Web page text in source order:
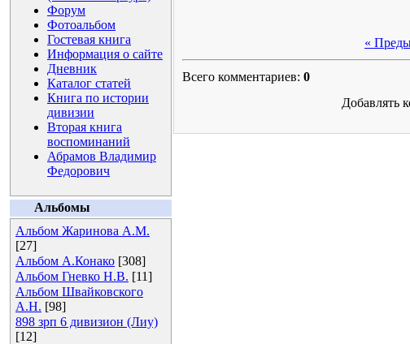
Форум
Фотоальбом
Гостевая книга
Информация о сайте
Дневник
Каталог статей
Книга по истории
дивизии
Вторая книга
воспоминаний
Абрамов Владимир
Федорович
Альбомы
Альбом Жаринова А.М.
[27]
Альбом А.Конако [308]
Альбом Гневко Н.В. [11]
Альбом Швайковского
А.Н. [98]
898 зрп 6 дивизион (Лиу)
[12]
«
Всего комментариев: 0
Добавлять